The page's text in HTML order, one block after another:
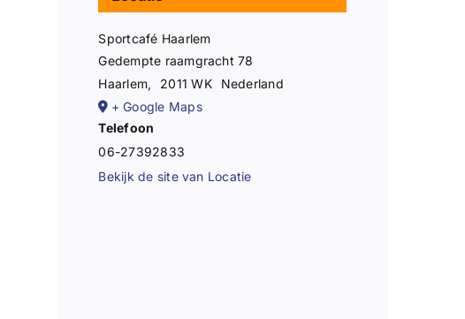
Sportcafé Haarlem
Gedempte raamgracht 78
Haarlem, 2011 WK
Nederland
+ Google Maps
Telefoon
06-27392833
Bekijk de site van Locatie